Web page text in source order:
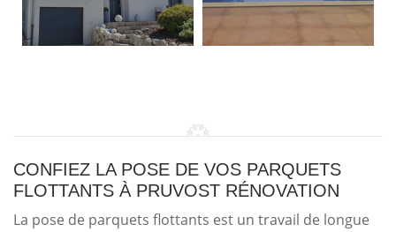
CONFIEZ LA POSE DE VOS PARQUETS
FLOTTANTS À PRUVOST RÉNOVATION
La pose de parquets flottants est un travail de longue